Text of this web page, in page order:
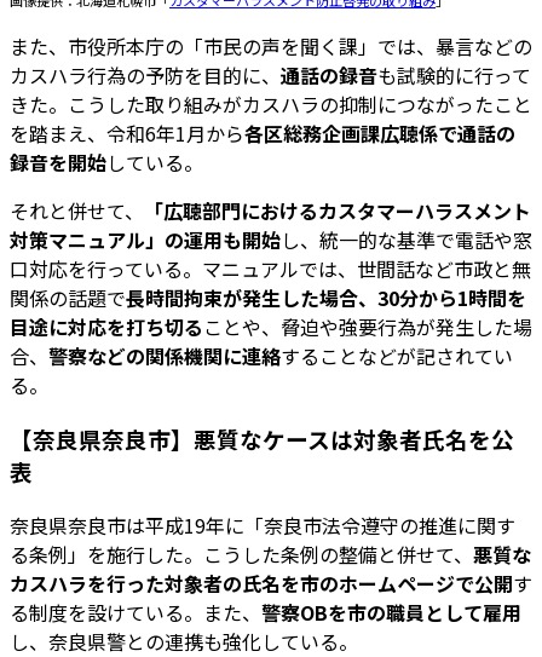
また、市役所本庁の「市民の声を聞く課」では、暴言などの
カスハラ行為の予防を目的に、 通話の録音も試験的に行って
きた。こうした取り組みがカスハラの抑制につながったこと
を踏まえ、令和6年1月から各区総務企画課広聴係で通話の
録音を開始している。
それと併せて、
「広聴部門におけるカスタマーハラスメント
対策マニュアル」の運用も開始し、統一的な基準で電話や窓
口対応を行っている。マニュアルでは、世間話など市政と無
関係の話題で長時間拘束が発生した場合、30分から1時間を
目途に対応を打ち切ることや、脅迫や強要行為が発生した場
合、 警察などの関係機関に連絡することなどが記されてい
る。
【奈良県奈良市】悪質なケースは対象者氏名を公
表
奈良県奈良市は平成19年に「奈良市法令遵守の推進に関す
る条例」を施行した。こうした条例の整備と併せて、 悪質な
カスハラを行った対象者の氏名を市のホームページで公開す
る制度を設けている。また、 警察OBを市の職員として雇用
し、奈良県警との連携も強化している。